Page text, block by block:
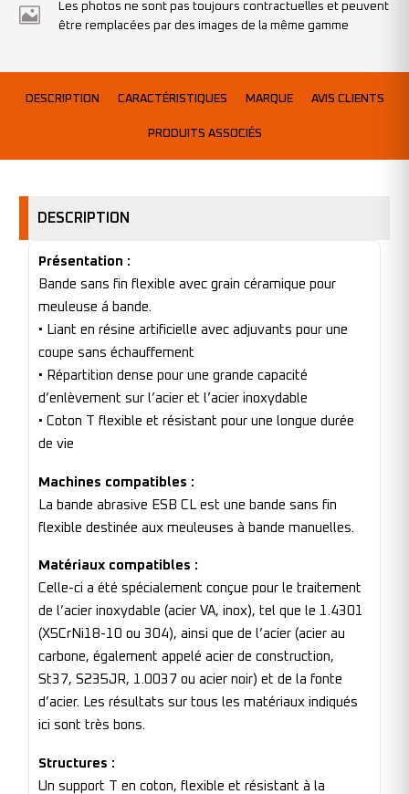
Les photos ne sont pas toujours contractuelles et peuvent
être remplacées par des images de la même gamme
DESCRIPTION CARACTÉRISTIQUES MARQUE AVIS CLIENTS
PRODUITS ASSOCIÉS
DESCRIPTION
Présentation :
Bande sans fin flexible avec grain céramique pour
meuleuse á bande.
• Liant en résine artificielle avec adjuvants pour une
coupe sans échauffement
• Répartition dense pour une grande capacité
d’enlèvement sur l’acier et l’acier inoxydable
• Coton T flexible et résistant pour une longue durée
de vie
Machines compatibles :
La bande abrasive ESB CL est une bande sans fin
flexible destinée aux meuleuses à bande manuelles.
Matériaux compatibles :
Celle-ci a été spécialement conçue pour le traitement
de l’acier inoxydable (acier VA, inox), tel que le 1.4301
(X5CrNi18-10 ou 304), ainsi que de l’acier (acier au
carbone, également appelé acier de construction,
St37, S235JR, 1.0037 ou acier noir) et de la fonte
d’acier. Les résultats sur tous les matériaux indiqués
ici sont très bons.
Structures :
Un support T en coton, flexible et résistant à la